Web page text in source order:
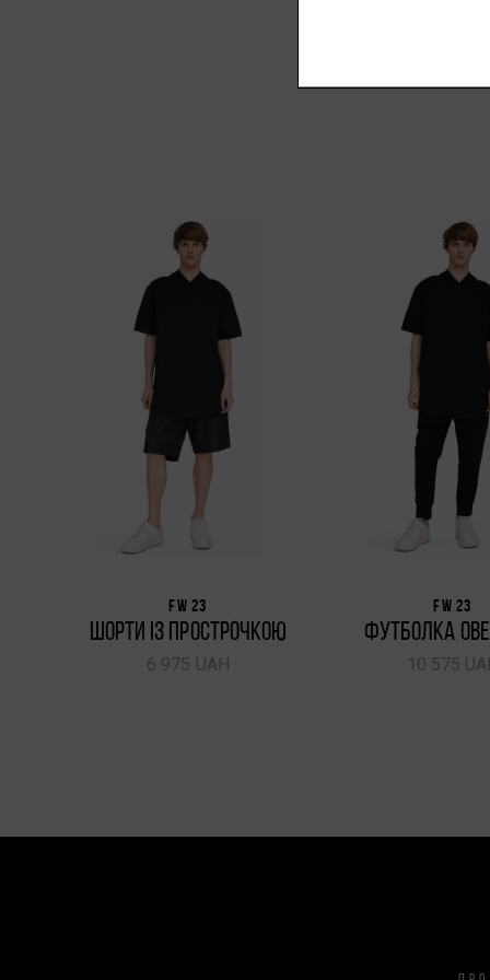
FW 23
ШОРТИ ІЗ ПРОСТРОЧКОЮ
6 975 UAH
FW 23
ФУТБОЛКА
10 575